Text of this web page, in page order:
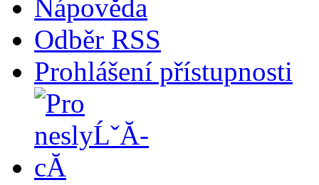
Nápověda
Odběr RSS
Prohlášení přístupnosti